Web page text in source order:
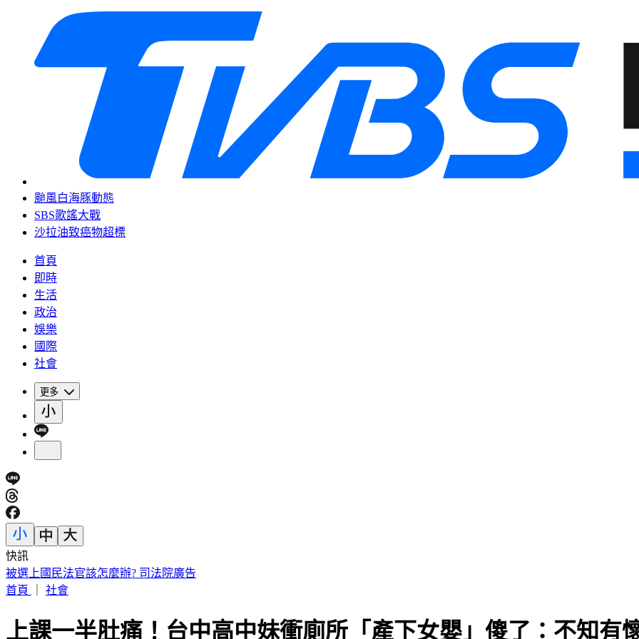
颱風白海豚動態
SBS歌謠大戰
沙拉油致癌物超標
首頁
即時
生活
政治
娛樂
國際
社會
更多
快訊
高雄金獅湖驚悚掛男屍！「衣著整齊」身分曝 民眾目擊嚇壞
首頁
社會
上課一半肚痛！台中高中妹衝廁所「產下女嬰」傻了：不知有